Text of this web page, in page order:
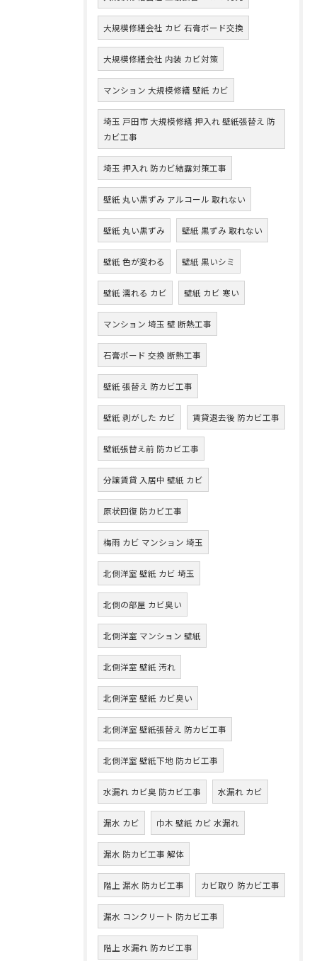
大規模修繕会社 カビ 石膏ボード交換
大規模修繕会社 内装 カビ対策
マンション 大規模修繕 壁紙 カビ
埼玉 戸田市 大規模修繕 押入れ 壁紙張替え 防
カビ工事
埼玉 押入れ 防カビ結露対策工事
壁紙 丸い黒ずみ アルコール 取れない
壁紙 丸い黒ずみ 壁紙 黒ずみ 取れない
壁紙 色が変わる 壁紙 黒いシミ
壁紙 濡れる カビ 壁紙 カビ 寒い
マンション 埼玉 壁 断熱工事
石膏ボード 交換 断熱工事
壁紙 張替え 防カビ工事
壁紙 剥がした カビ 賃貸退去後 防カビ工事
壁紙張替え前 防カビ工事
分譲賃貸 入居中 壁紙 カビ
原状回復 防カビ工事
梅雨 カビ マンション 埼玉
北側洋室 壁紙 カビ 埼玉
北側の部屋 カビ臭い
北側洋室 マンション 壁紙
北側洋室 壁紙 汚れ
北側洋室 壁紙 カビ臭い
北側洋室 壁紙張替え 防カビ工事
北側洋室 壁紙下地 防カビ工事
水漏れ カビ臭 防カビ工事 水漏れ カビ
漏水 カビ 巾木 壁紙 カビ 水漏れ
漏水 防カビ工事 解体
階上 漏水 防カビ工事 カビ取り 防カビ工事
漏水 コンクリート 防カビ工事
階上 水漏れ 防カビ工事